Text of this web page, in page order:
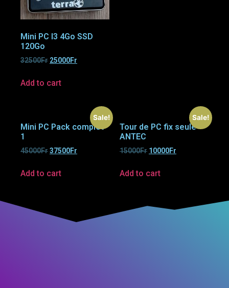
Mini PC I3 4Go SSD
120Go
32500Fr 25000Fr
Add to cart
Sale!
Mini PC Pack complet
1
45000Fr37500Fr
Add to cart
Sale!
Tour de PC fix seule
ANTEC
15000Fr 10000Fr
Add to cart